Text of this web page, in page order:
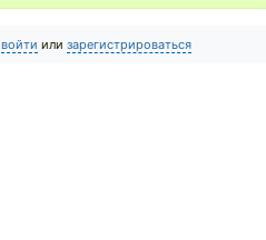
войти или зарегистрироваться